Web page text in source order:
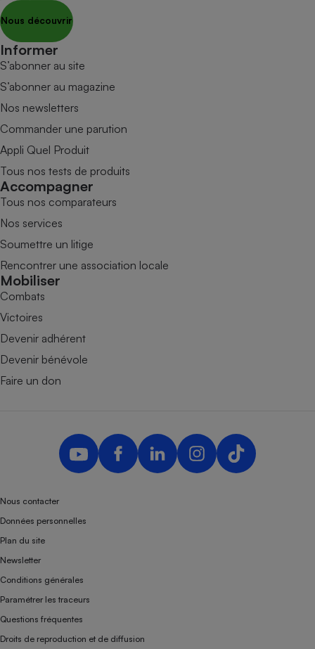
Nous découvrir
Informer
S’abonner au site
S’abonner au magazine
Nos newsletters
Commander une parution
Appli Quel Produit
Tous nos tests de produits
Accompagner
Tous nos comparateurs
Nos services
Soumettre un litige
Rencontrer une association locale
Mobiliser
Combats
Victoires
Devenir adhérent
Devenir bénévole
Faire un don
Nous contacter
Données personnelles
Plan du site
Newsletter
Conditions générales
Paramétrer les traceurs
Questions fréquentes
Droits de reproduction et de diffusion